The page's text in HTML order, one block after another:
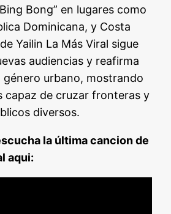
Bong” en lugares como
Dominicana, y Costa
Yailin La Más Viral sigue
audiencias y reafirma
género urbano, mostrando
capaz de cruzar fronteras y
diversos.
la última cancion de
aqui: